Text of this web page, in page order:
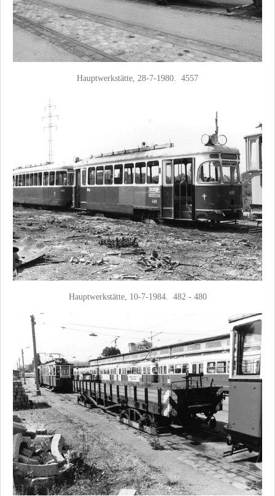
Hauptwerkstätte, 28-7-1980. 4557
Hauptwerkstätte, 10-7-1984. 482 - 480